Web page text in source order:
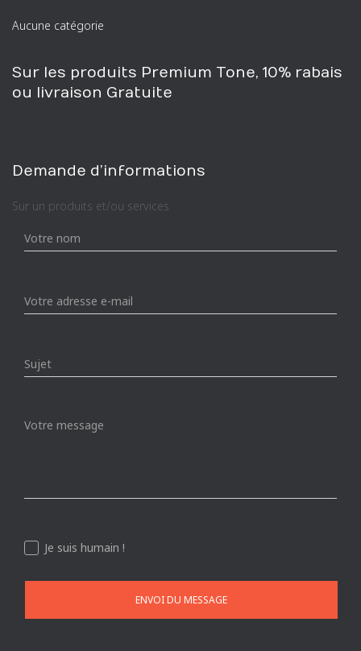
c
e
p
o
Aucune catégorie
Sur les produits Premium Tone, 10% rabais
ou livraison Gratuite
Demande d’informations
Sur un produits et/ou services
Je suis humain !
ENVOI DU MESSAGE